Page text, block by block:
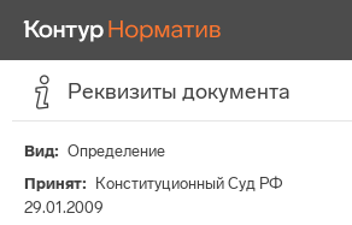
Реквизиты документа
Вид
Определение
Принят
Конституционный Суд РФ
29.01.2009